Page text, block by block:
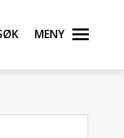
Søk Meny